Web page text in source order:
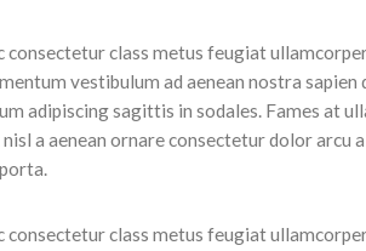
class metus feugiat
vestibulum ad aenean nostra
adipiscing sagittis in sodales. Fames at
a aenean ornare consectetur dolor arcu a
class metus feugiat